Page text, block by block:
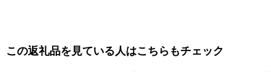
この返礼品を見ている人はこちらもチェック